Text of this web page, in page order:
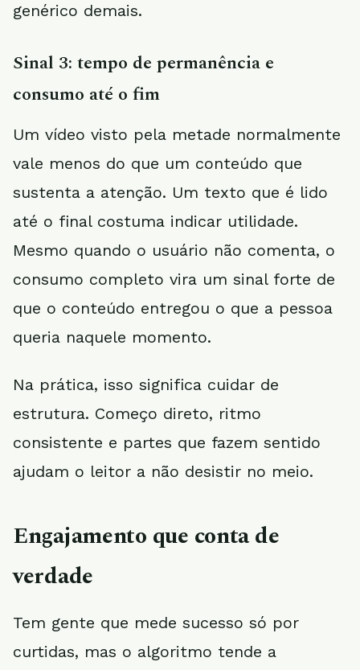
genérico demais.
Sinal 3: tempo de permanência e
consumo até o fim
Um vídeo visto pela metade normalmente
vale menos do que um conteúdo que
sustenta a atenção. Um texto que é lido
até o final costuma indicar utilidade.
Mesmo quando o usuário não comenta, o
consumo completo vira um sinal forte de
que o conteúdo entregou o que a pessoa
queria naquele momento.
Na prática, isso significa cuidar de
estrutura. Começo direto, ritmo
consistente e partes que fazem sentido
ajudam o leitor a não desistir no meio.
Engajamento que conta de
verdade
Tem gente que mede sucesso só por
curtidas, mas o algoritmo tende a